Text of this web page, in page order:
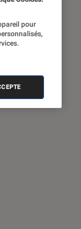
pour